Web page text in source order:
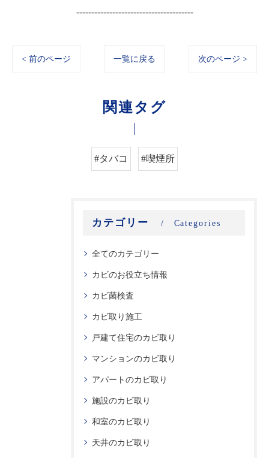
---------------------------------------
< 前のページ 一覧に戻る 次のページ >
関連タグ
#タバコ #喫煙所
カテゴリー Categories
全てのカテゴリー
カビのお役立ち情報
カビ菌検査
カビ取り施工
戸建て住宅のカビ取り
マンションのカビ取り
アパートのカビ取り
施設のカビ取り
和室のカビ取り
天井のカビ取り